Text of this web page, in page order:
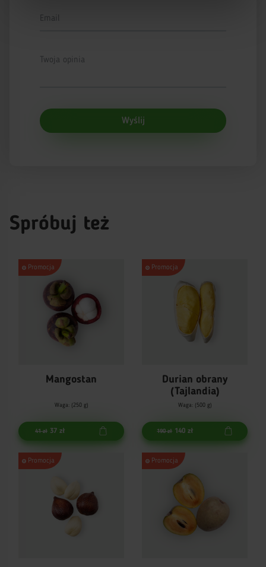
Email
Twoja opinia
Wyślij
Spróbuj też
Promocja
Mangostan
Waga: (250 g)
41 zł 37 zł
Promocja
Durian obrany
(Tajlandia)
Waga: (500 g)
190 zł 140 zł
Promocja Promocja